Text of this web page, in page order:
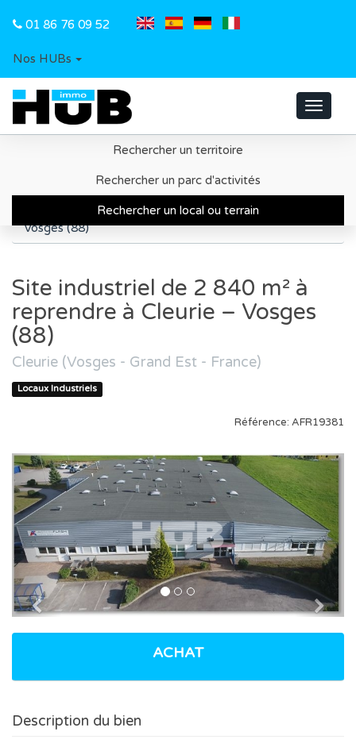
01 86 76 09 52
Nos HUBs
Toggle
Rechercher un territoire
Rechercher un parc d'activités
Rechercher un local ou terrain
Recherche d'un local ou d'un terrain
Département des Vosges
Site industriel de 2 840 m² à reprendre à Cleurie –
Vosges (88)
Site industriel de 2 840 m² à
reprendre à Cleurie – Vosges
(88)
Cleurie (Vosges - Grand Est - France)
Locaux Industriels
Référence: AFR19381
Previous
ACHAT
Description du bien